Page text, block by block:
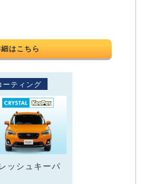
はこちら
ーティング
ッシュキーパ